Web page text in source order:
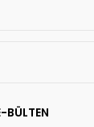
BÜLTEN